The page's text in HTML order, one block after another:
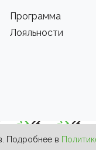
Программа
Лояльности
Подробнее в